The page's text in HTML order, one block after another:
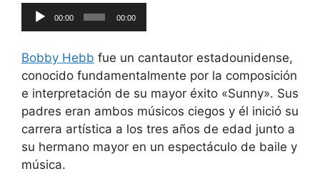
Reproductor
de
00:00 00:00
Bobby Hebb fue un cantautor estadounidense,
conocido fundamentalmente por la composición
e interpretación de su mayor éxito «Sunny». Sus
padres eran ambos músicos ciegos y él inició su
carrera artística a los tres años de edad junto a
su hermano mayor en un espectáculo de baile y
música.